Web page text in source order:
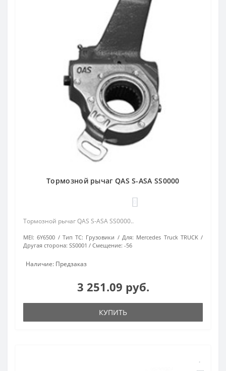
Тормозной рычаг QAS S-ASA SS0000
Тормозной рычаг QAS S-ASA SS0000..
MEI: 6Y6500 Тип ТС: Грузовики Для: Mercedes Truck TRUCK
Другая сторона: SS0001 Смещение: -56
Наличие: Предзаказ
3 251.09 руб.
КУПИТЬ